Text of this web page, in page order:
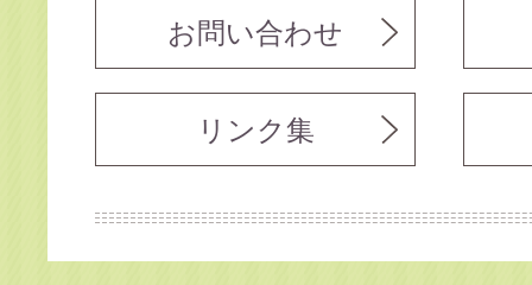
お問い合わせ
リンク集